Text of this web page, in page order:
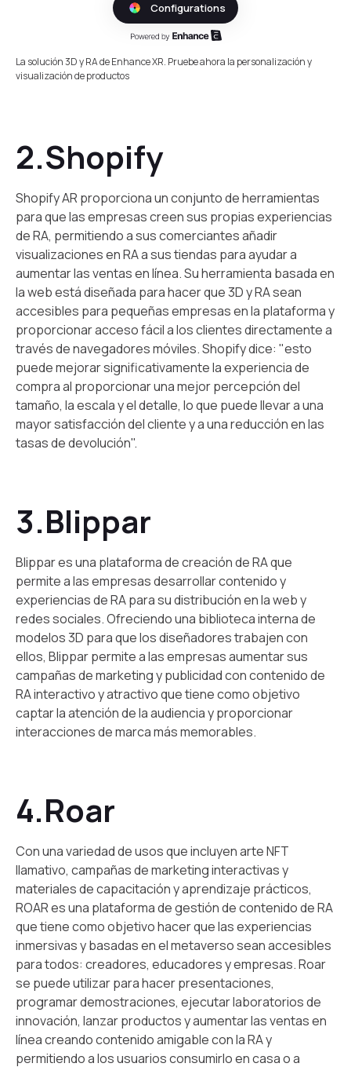
La solución 3D y RA de Enhance XR. Pruebe ahora la personalización y
visualización de productos
2.Shopify
Shopify AR proporciona un conjunto de herramientas
para que las empresas creen sus propias experiencias
de RA, permitiendo a sus comerciantes añadir
visualizaciones en RA a sus tiendas para ayudar a
aumentar las ventas en línea. Su herramienta basada en
la web está diseñada para hacer que 3D y RA sean
accesibles para pequeñas empresas en la plataforma y
proporcionar acceso fácil a los clientes directamente a
través de navegadores móviles. Shopify dice: "esto
puede mejorar significativamente la experiencia de
compra al proporcionar una mejor percepción del
tamaño, la escala y el detalle, lo que puede llevar a una
mayor satisfacción del cliente y a una reducción en las
tasas de devolución".
3.Blippar
Blippar es una plataforma de creación de RA que
permite a las empresas desarrollar contenido y
experiencias de RA para su distribución en la web y
redes sociales. Ofreciendo una biblioteca interna de
modelos 3D para que los diseñadores trabajen con
ellos, Blippar permite a las empresas aumentar sus
campañas de marketing y publicidad con contenido de
RA interactivo y atractivo que tiene como objetivo
captar la atención de la audiencia y proporcionar
interacciones de marca más memorables.
4.Roar
Con una variedad de usos que incluyen arte NFT
llamativo, campañas de marketing interactivas y
materiales de capacitación y aprendizaje prácticos,
ROAR es una plataforma de gestión de contenido de RA
que tiene como objetivo hacer que las experiencias
inmersivas y basadas en el metaverso sean accesibles
para todos: creadores, educadores y empresas. Roar
se puede utilizar para hacer presentaciones,
programar demostraciones, ejecutar laboratorios de
innovación, lanzar productos y aumentar las ventas en
línea creando contenido amigable con la RA y
permitiendo a los usuarios consumirlo en casa o a